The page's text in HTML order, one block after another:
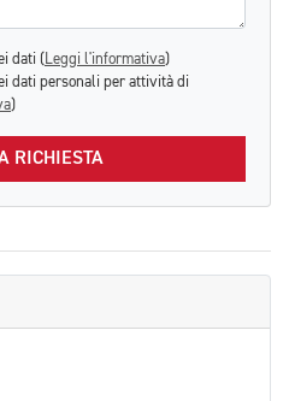
dati ( Leggi l'informativa)
dati personali per attività di
)
RICHIESTA